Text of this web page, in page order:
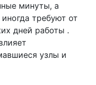
минуты, а
требуют от
дней работы .
узлы и